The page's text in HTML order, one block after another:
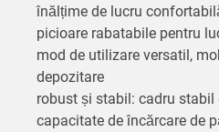
înălțime de lucru
picioare rabatabile pentru
mod de utilizare versatil,
depozitare
robust și stabil: cadru
capacitate de încărcare de